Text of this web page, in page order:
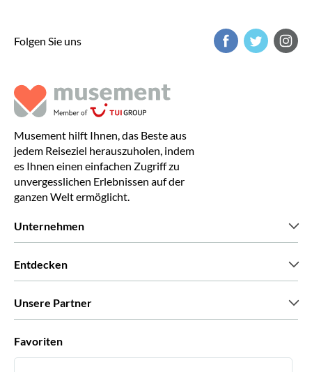
Folgen Sie uns
Musement hilft Ihnen, das Beste aus
jedem Reiseziel herauszuholen, indem
es Ihnen einen einfachen Zugriff zu
unvergesslichen Erlebnissen auf der
ganzen Welt ermöglicht.
Unternehmen
Entdecken
Unsere Partner
Favoriten